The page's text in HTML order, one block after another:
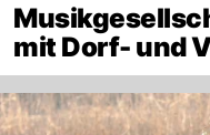
mit Dorf- und